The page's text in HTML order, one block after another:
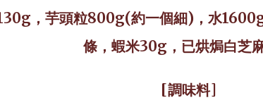
，芋頭粒800g(約一個細) ，水
條，蝦米30g ，已烘焗白芝
[調味料]